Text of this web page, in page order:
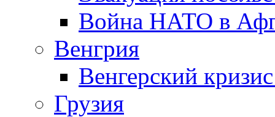
Война НАТО в
Венгрия
Венгерский
Грузия